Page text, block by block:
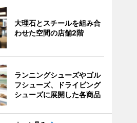
大理石とスチールを組み合
わせた空間の店舗2階
ランニングシューズやゴル
フシューズ、ドライビング
シューズに展開した各商品